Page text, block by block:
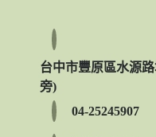
台中市豐原區水源
旁)
04-25245907